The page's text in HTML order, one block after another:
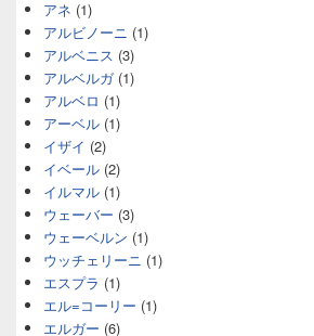
アネ (1)
アルビノーニ (1)
アルベニス (3)
アルベルガ(1)
アルベロ (1)
アーベル (1)
イザイ (2)
イベール (2)
イルマル (1)
ウェーバー (3)
ウェーベルン (1)
ウッチェリーニ (1)
エスプラ (1)
エル=コーリー (1)
エルガー (6)